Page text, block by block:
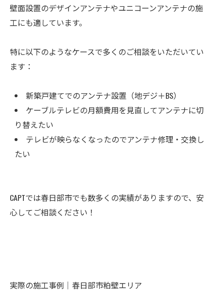
壁面設置のデザインアンテナやユニコーンアンテナの施
工にも適しています。
特に以下のようなケースで多くのご相談をいただいてい
ます：
新築戸建てでのアンテナ設置（地デジ＋BS）
ケーブルテレビの月額費用を見直してアンテナに切
り替えたい
テレビが映らなくなったのでアンテナ修理・交換し
たい
CAPTでは春日部市でも数多くの実績がありますので、安
心してご相談ください！
実際の施工事例｜春日部市粕壁エリア